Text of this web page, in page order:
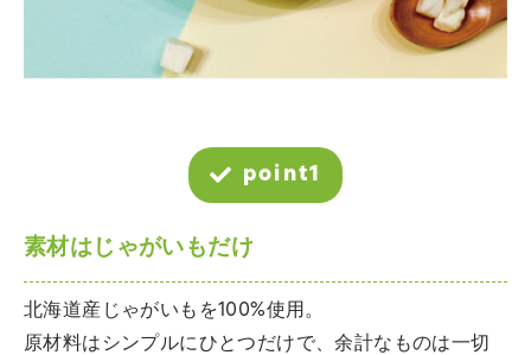
point1
素材はじゃがいもだけ
北海道産じゃがいもを100%使用。
原材料はシンプルにひとつだけで、余計なものは一切